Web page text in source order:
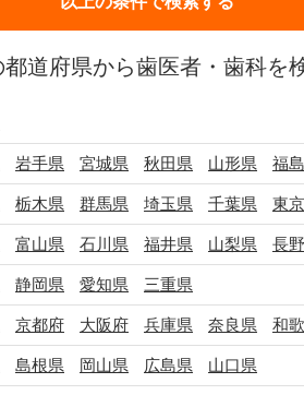
都道府県から歯医者・歯科を
岩手県 宮城県 秋田県 山形県 福
栃木県 群馬県 埼玉県 千葉県 東
富山県 石川県 福井県 山梨県 長
静岡県 愛知県 三重県
京都府 大阪府 兵庫県 奈良県 和
島根県 岡山県 広島県 山口県